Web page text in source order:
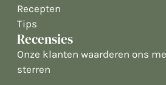
Recepten
Tips
Recensies
Onze klanten waarderen ons
sterren